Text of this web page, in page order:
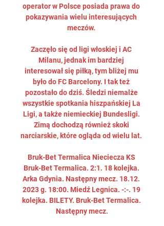
operator w Polsce posiada prawa do
pokazywania wielu interesujących
meczów.
Zaczęło się od ligi włoskiej i AC
Milanu, jednak im bardziej
interesował się piłką, tym bliżej mu
było do FC Barcelony. I tak też
pozostało do dziś. Śledzi niemalże
wszystkie spotkania hiszpańskiej La
Ligi, a także niemieckiej Bundesligi.
Zimą dochodzą również skoki
narciarskie, które ogląda od wielu lat.
Bruk-Bet Termalica Nieciecza KS
Bruk-Bet Termalica. 2:1. 18 kolejka.
Arka Gdynia. Następny mecz. 18.12.
2023 g. 18:00. Miedź Legnica. -:-. 19
kolejka. BILETY. Bruk-Bet Termalica.
Następny mecz.